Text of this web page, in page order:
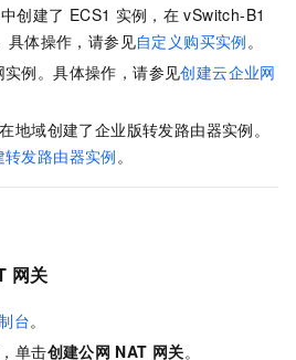
中创建了 ECS1 实例，在 vSwitch-B1
具体操作，请参见自定义购买实例。
例。具体操作，请参见创建云企业网
地域创建了企业版转发路由器实例。
转发路由器实例。
网关
台。
单击创建公网 NAT 网关。